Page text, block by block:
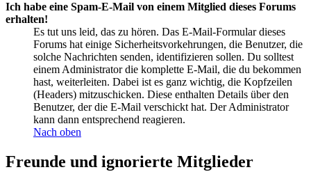
Ich habe eine Spam-E-Mail von einem Mitglied dieses Forums
erhalten!
Es tut uns leid, das zu hören. Das E-Mail-Formular dieses
Forums hat einige Sicherheitsvorkehrungen, die Benutzer, die
solche Nachrichten senden, identifizieren sollen. Du solltest
einem Administrator die komplette E-Mail, die du bekommen
hast, weiterleiten. Dabei ist es ganz wichtig, die Kopfzeilen
(Headers) mitzuschicken. Diese enthalten Details über den
Benutzer, der die E-Mail verschickt hat. Der Administrator
kann dann entsprechend reagieren.
Nach oben
Freunde und ignorierte Mitglieder